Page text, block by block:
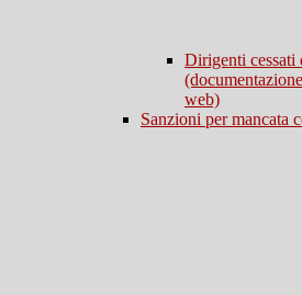
Dirigenti cessati
web)
Sanzioni per mancata